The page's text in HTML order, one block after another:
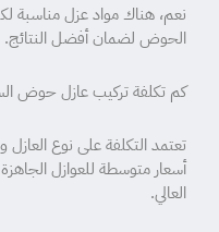
نعم، هناك مواد عزل مناسبة
الحوض لضمان أفضل النتائج.
كم تكلفة تركيب عازل حوض
تعتمد التكلفة على نوع
أسعار متوسطة للعوازل الجاهزة
العالي.